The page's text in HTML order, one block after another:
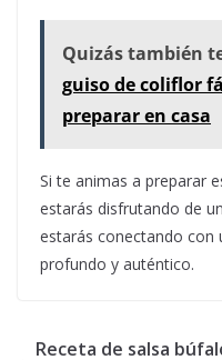
Quizás también
guiso de coliflor
preparar en casa
Si te animas a preparar
estarás disfrutando de
estarás conectando con
profundo y auténtico.
Receta de salsa